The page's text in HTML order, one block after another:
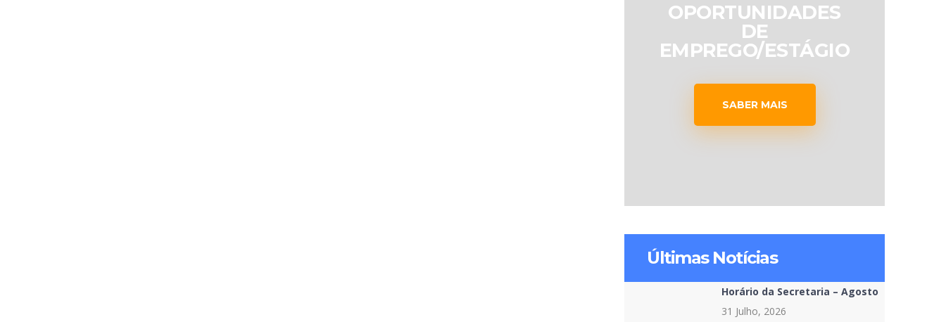
OPORTUNIDADES
DE
EMPREGO/ESTÁGIO
SABER MAIS
Últimas Notícias
Horário da Secretaria – Agosto
31 Julho, 2026